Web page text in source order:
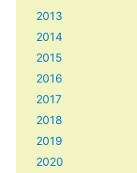
2013
2014
2015
2016
2017
2018
2019
2020